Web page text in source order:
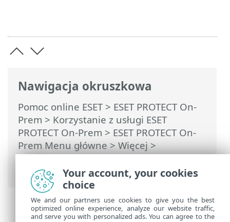
Nawigacja okruszkowa
Pomoc online ESET> ESET PROTECT On-
Prem > Korzystanie z usługi ESET
PROTECT On-Prem > ESET PROTECT On-
Prem Menu główne> Więcej >
Certyfikaty>Certyfikaty równorzędne>
Tworzenie nowego certyfikatu
Your account, your cookies
choice
We and our partners use cookies to give you the best
optimized online experience, analyze our website traffic,
and serve you with personalized ads. You can agree to the